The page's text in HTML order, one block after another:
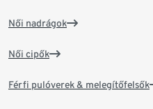
Női nadrágok
Női cipők
Férfi pulóverek & melegítőfelsők